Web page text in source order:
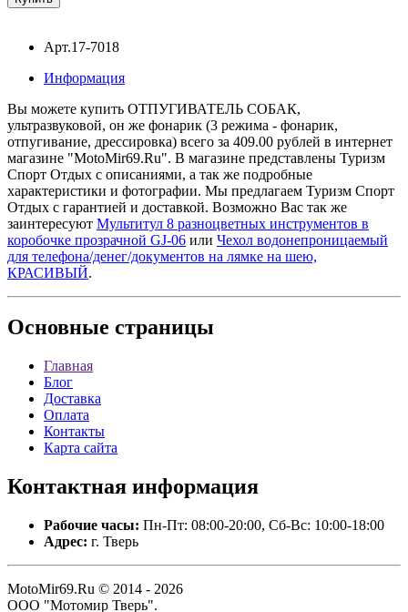
Арт.17-7018
Информация
Вы можете купить ОТПУГИВАТЕЛЬ СОБАК,
ультразвуковой, он же фонарик (3 режима - фонарик,
отпугивание, дрессировка) всего за 409.00 рублей в интернет
магазине "MotoMir69.Ru". В магазине представлены Туризм
Спорт Отдых с описаниями, а так же подробные
характеристики и фотографии. Мы предлагаем Туризм Спорт
Отдых с гарантией и доставкой. Возможно Вас так же
заинтересуют Мультитул 8 разноцветных инструментов в
коробочке прозрачной GJ-06 или Чехол водонепроницаемый
для телефона/денег/документов на лямке на шею,
КРАСИВЫЙ.
Основные страницы
Главная
Блог
Доставка
Оплата
Контакты
Карта сайта
Контактная информация
Рабочие часы: Пн-Пт: 08:00-20:00, Сб-Вс: 10:00-18:00
Адрес: г. Тверь
MotoMir69.Ru © 2014 - 2026
ООО "Мотомир Тверь".